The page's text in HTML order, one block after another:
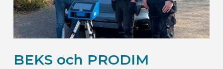
BEKS och PRODIM